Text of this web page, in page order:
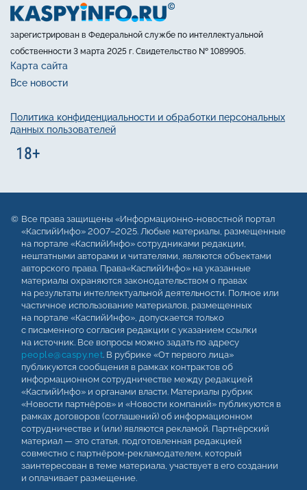
зарегистрирован в Федеральной службе по интеллектуальной
собственности 3 марта 2025 г. Свидетельство № 1089905.
Карта сайта
Все новости
Политика конфиденциальности и обработки персональных
данных пользователей
Все права защищены «Информационно-новостной портал
«КаспийИнфо» 2007–2025. Любые материалы, размещенные
на портале «КаспийИнфо» сотрудниками редакции,
нештатными авторами и читателями, являются объектами
авторского права. Права«КаспийИнфо» на указанные
материалы охраняются законодательством о правах
на результаты интеллектуальной деятельности. Полное или
частичное использование материалов, размещенных
на портале «КаспийИнфо», допускается только
с письменного согласия редакции с указанием ссылки
на источник. Все вопросы можно задать по адресу
people@caspy.net. В рубрике «От первого лица»
публикуются сообщения в рамках контрактов об
информационном сотрудничестве между редакцией
«КаспийИнфо» и органами власти. Материалы рубрик
«Новости партнёров» и «Новости компаний» публикуются в
рамках договоров (соглашений) об информационном
сотрудничестве и (или) являются рекламой. Партнёрский
материал — это статья, подготовленная редакцией
совместно с партнёром-рекламодателем, который
заинтересован в теме материала, участвует в его создании
и оплачивает размещение.